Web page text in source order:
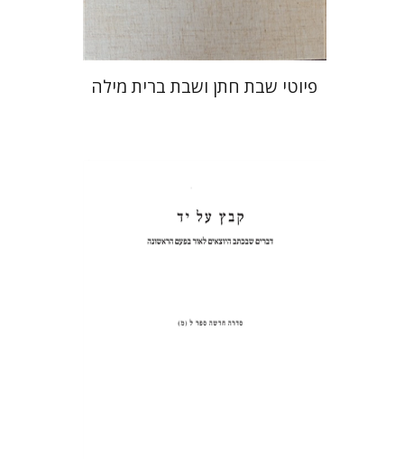
פיוטי שבת חתן ושבת ברית מילה
שולמית אליצור